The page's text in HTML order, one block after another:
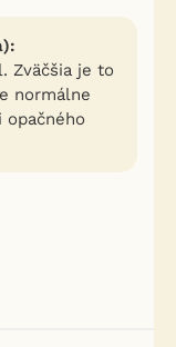
Zväčšia je to
normálne